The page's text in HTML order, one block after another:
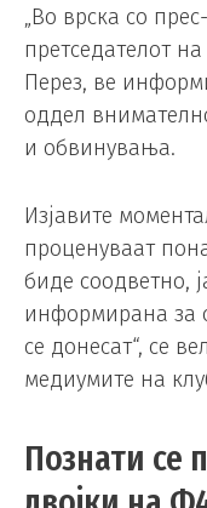
„Во врска со
претседателот
Перез, ве
оддел
и обвинувања.
Изјавите
проценуваат
биде соодветно,
информирана за
се донесат“, се
медиумите на
Познати се